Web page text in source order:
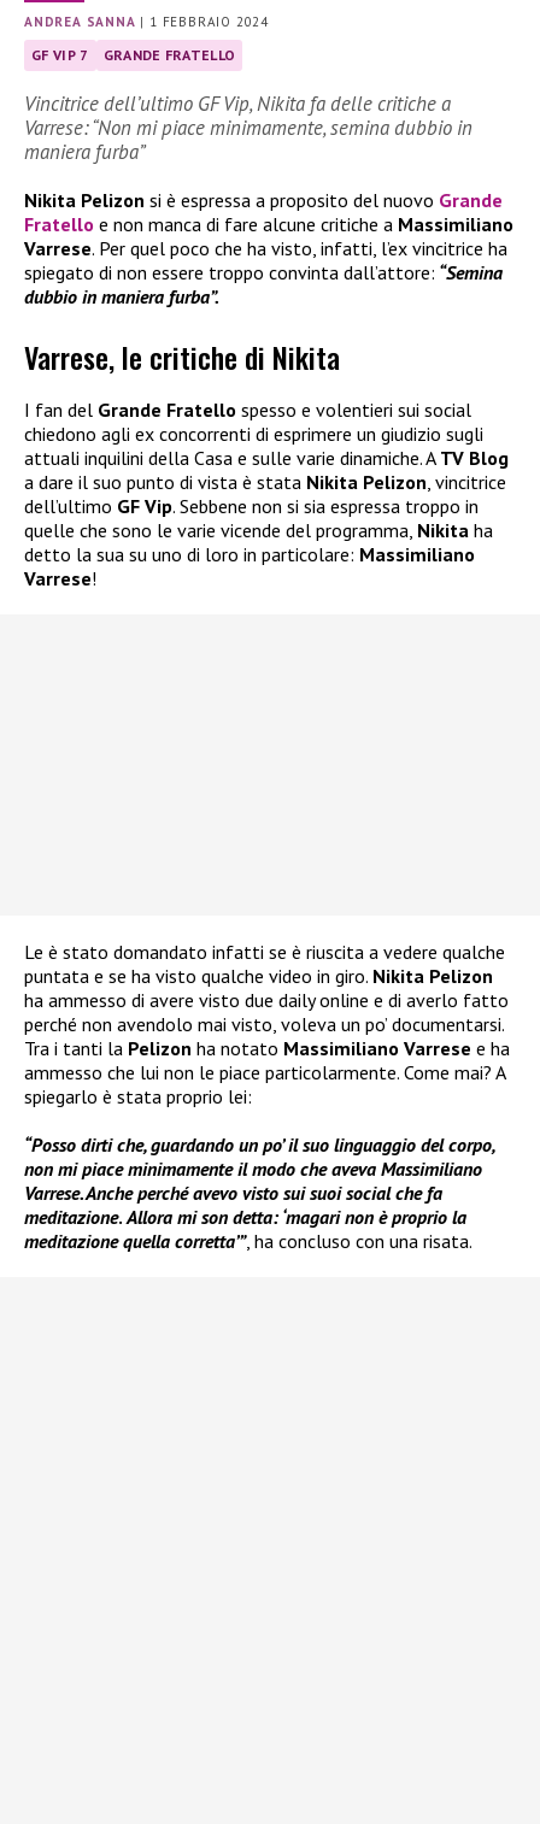
ANDREA SANNA | 1 FEBBRAIO 2024
GF VIP 7 GRANDE FRATELLO
Vincitrice dell’ultimo GF Vip, Nikita fa delle critiche a
Varrese: “Non mi piace minimamente, semina dubbio in
maniera furba”
Nikita Pelizon si è espressa a proposito del nuovo Grande
Fratello e non manca di fare alcune critiche a Massimiliano
Varrese. Per quel poco che ha visto, infatti, l’ex vincitrice ha
spiegato di non essere troppo convinta dall’attore: “Semina
dubbio in maniera furba”.
Varrese, le critiche di Nikita
I fan del Grande Fratello spesso e volentieri sui social
chiedono agli ex concorrenti di esprimere un giudizio sugli
attuali inquilini della Casa e sulle varie dinamiche. A TV Blog
a dare il suo punto di vista è stata Nikita Pelizon , vincitrice
dell’ultimo GF Vip. Sebbene non si sia espressa troppo in
quelle che sono le varie vicende del programma, Nikita ha
detto la sua su uno di loro in particolare: Massimiliano
Varrese!
Le è stato domandato infatti se è riuscita a vedere qualche
puntata e se ha visto qualche video in giro. Nikita Pelizon
ha ammesso di avere visto due daily online e di averlo fatto
perché non avendolo mai visto, voleva un po’ documentarsi.
Tra i tanti la Pelizon ha notato Massimiliano Varrese e ha
ammesso che lui non le piace particolarmente. Come mai? A
spiegarlo è stata proprio lei:
“Posso dirti che, guardando un po’ il suo linguaggio del corpo,
non mi piace minimamente il modo che aveva Massimiliano
Varrese. Anche perché avevo visto sui suoi social che fa
meditazione. Allora mi son detta: ‘magari non è proprio la
meditazione quella corretta’”, ha concluso con una risata.